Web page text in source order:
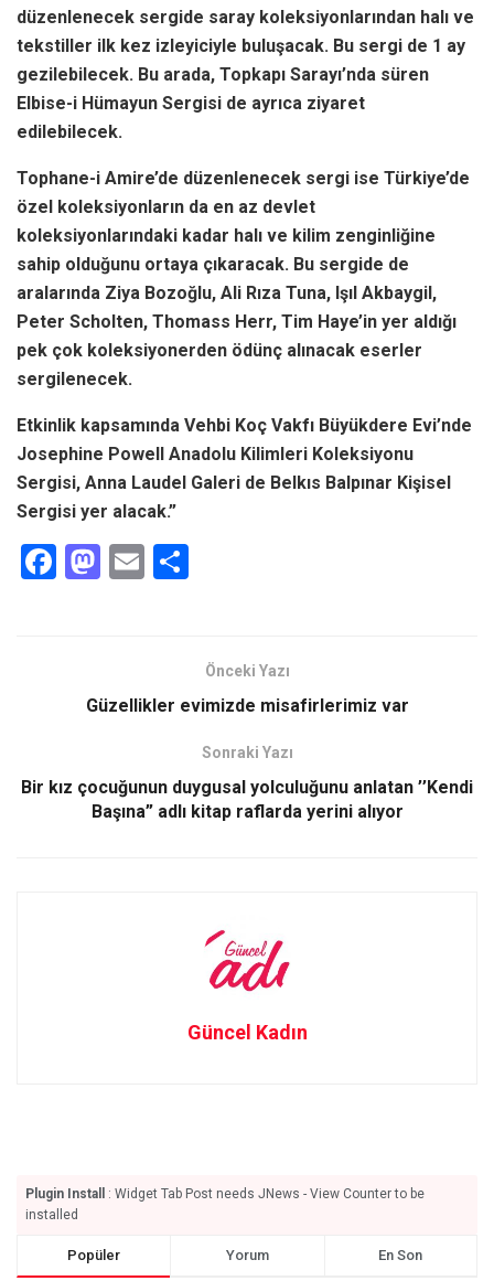
düzenlenecek sergide saray koleksiyonlarından halı ve
tekstiller ilk kez izleyiciyle buluşacak. Bu sergi de 1 ay
gezilebilecek. Bu arada, Topkapı Sarayı’nda süren
Elbise-i Hümayun Sergisi de ayrıca ziyaret
edilebilecek.
Tophane-i Amire’de düzenlenecek sergi ise Türkiye’de
özel koleksiyonların da en az devlet
koleksiyonlarındaki kadar halı ve kilim zenginliğine
sahip olduğunu ortaya çıkaracak. Bu sergide de
aralarında Ziya Bozoğlu, Ali Rıza Tuna, Işıl Akbaygil,
Peter Scholten, Thomass Herr, Tim Haye’in yer aldığı
pek çok koleksiyonerden ödünç alınacak eserler
sergilenecek.
Etkinlik kapsamında Vehbi Koç Vakfı Büyükdere Evi’nde
Josephine Powell Anadolu Kilimleri Koleksiyonu
Sergisi, Anna Laudel Galeri de Belkıs Balpınar Kişisel
Sergisi yer alacak.”
F
k
M
d
n
E
Önceki Yazı
Güzellikler evimizde misafirlerimiz var
Sonraki Yazı
Bir kız çocuğunun duygusal yolculuğunu anlatan ’’Kendi
Başına” adlı kitap raflarda yerini alıyor
Güncel Kadın
Plugin Install
: Widget Tab Post needs JNews - View Counter to be
installed
Popüler Yorum En Son